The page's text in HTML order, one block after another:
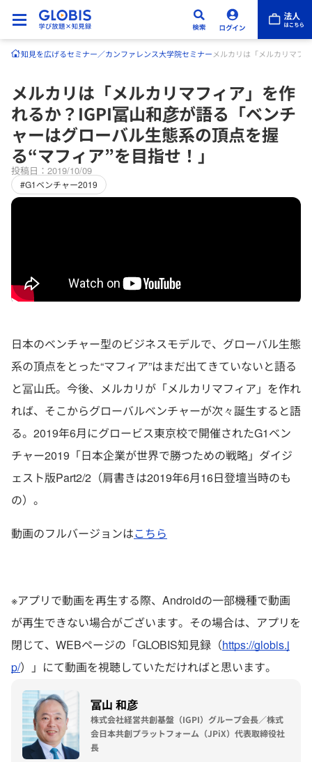
知見を広げるセミナー／カンファレンス大学院セミナー メルカリは「メルカリマフ
メルカリは「メルカリマフィア」を作
れるか？IGPI冨山和彦が語る「ベンチ
ャーはグローバル生態系の頂点を握
る“マフィア”を目指せ！」
投稿日：2019/10/09
#G1ベンチャー2019
日本のベンチャー型のビジネスモデルで、グローバル生態
系の頂点をとった“マフィア”はまだ出てきていないと語る
と冨山氏。今後、メルカリが「メルカリマフィア」を作れ
れば、そこからグローバルベンチャーが次々誕生すると語
る。2019年6月にグロービス東京校で開催されたG1ベン
チャー2019「日本企業が世界で勝つための戦略」ダイジ
ェスト版Part2/2（肩書きは2019年6月16日登壇当時のも
の）。
動画のフルバージョンはこちら
※アプリで動画を再生する際、Androidの一部機種で動画
が再生できない場合がございます。その場合は、アプリを
閉じて、WEBページの「GLOBIS知見録（https://globis.j
p/）」にて動画を視聴していただければと思います。
冨山 和彦
株式会社経営共創基盤（IGPI）グループ会長／株式
会日本共創プラットフォーム（JPiX）代表取締役社
長